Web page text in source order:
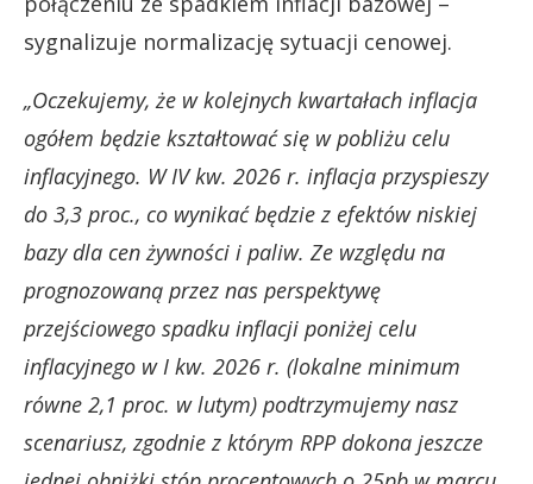
sygnalizuje normalizację sytuacji cenowej.
„Oczekujemy, że w kolejnych kwartałach inflacja
ogółem będzie kształtować się w pobliżu celu
inflacyjnego. W IV kw. 2026 r. inflacja przyspieszy
do 3,3 proc., co wynikać będzie z efektów niskiej
bazy dla cen żywności i paliw. Ze względu na
prognozowaną przez nas perspektywę
przejściowego spadku inflacji poniżej celu
inflacyjnego w I kw. 2026 r. (lokalne minimum
równe 2,1 proc. w lutym) podtrzymujemy nasz
scenariusz, zgodnie z którym RPP dokona jeszcze